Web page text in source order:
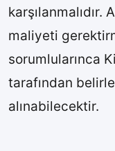
karşılanmalıdır.
maliyeti
sorumlularınca
tarafından
alınabilecektir.